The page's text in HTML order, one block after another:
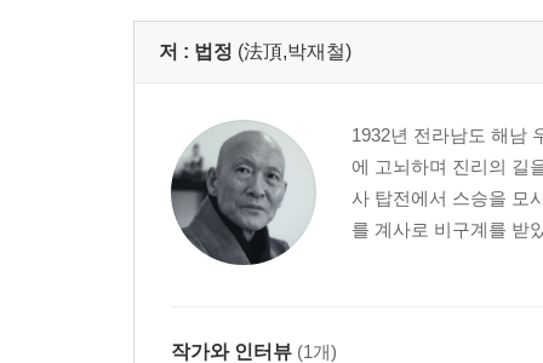
저 : 법정 (法頂,박재철)
1932년 전라남도 해남
에 고뇌하며 진리의 길
사 탑전에서 스승을 모
를 계사로 비구계를 받
작가와 인터뷰 (1개)